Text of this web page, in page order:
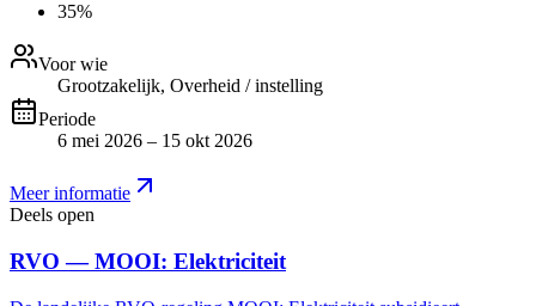
35%
Voor wie
Grootzakelijk, Overheid / instelling
Periode
6 mei 2026 – 15 okt 2026
Meer informatie
Deels open
RVO — MOOI: Elektriciteit